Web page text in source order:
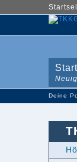
Deine